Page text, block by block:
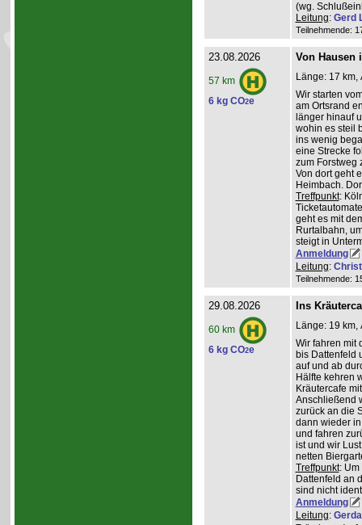
(wg.
Leitung: Gerd
Teilnehmende:
23.08.2026
57 km
6 kg CO2e
Von Hausen
Länge: 17 km,
Wir starten
am Ortsrand
länger hinauf
wohin es steil
ins wenig
eine Strecke
zum Forstweg
Von dort geht
Heimbach.
Treffpunkt:
geht es mit
Rurtalbahn,
steigt in
Anmeldung
Leitung:
Teilnehmende:
29.08.2026
60 km
6 kg CO2e
Ins
Länge: 19 km,
Wir fahren mit
bis Dattenfeld
auf und ab
Hälfte kehren
Kräutercafe
Anschließend
zurück an die
dann wieder
und fahren
ist und wir
netten
Treffpunkt: Um
Dattenfeld an
sind nicht
Anmeldung
Leitung: